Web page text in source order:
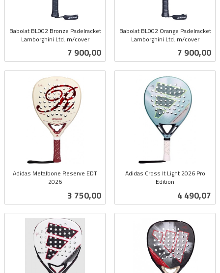
Babolat BL002 Bronze Padelracket
Lamborghini Ltd. m/cover
Pris
7 900,00
Babolat BL002 Orange Padelracket
Lamborghini Ltd. m/cover
Pris
7 900,00
Adidas Metalbone Reserve EDT
2026
Pris
3 750,00
Adidas Cross It Light 2026 Pro
Edition
Pris
4 490,07